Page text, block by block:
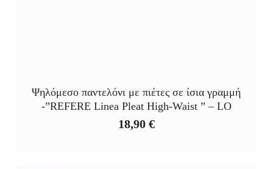
Ψηλόμεσο παντελόνι με πιέτες σε ίσια γραμμή
-”REFERE Linea Pleat High‑Waist ” – LO
18,90 €